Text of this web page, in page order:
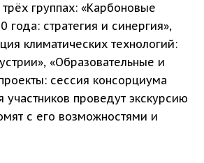
трёх группах: «Карбоновые
года: стратегия и синергия»,
климатических технологий:
«Образовательные и
сессия консорциума
участников проведут экскурсию
с его возможностями и